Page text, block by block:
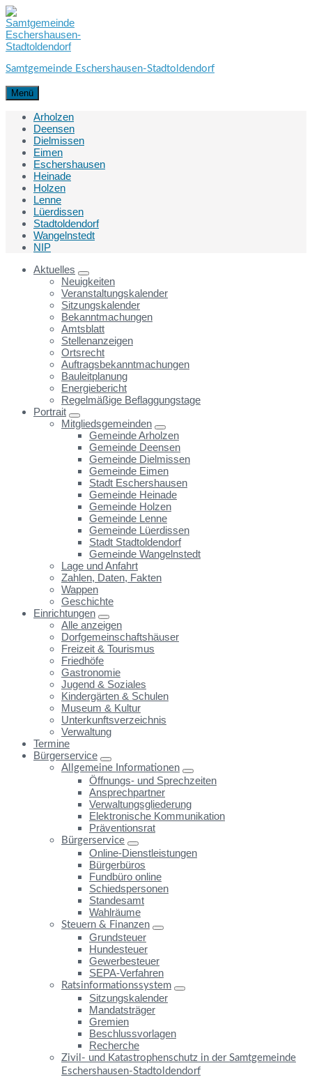
Skip
to
content
Skip
to
main
navigation
Skip
to
footer
Samtgemeinde Eschershausen-Stadtoldendorf
Menü
Arholzen
Deensen
Dielmissen
Eimen
Eschershausen
Heinade
Holzen
Lenne
Lüerdissen
Stadtoldendorf
Wangelnstedt
NIP
Aktuelles
Neuigkeiten
Veranstaltungskalender
Sitzungskalender
Bekanntmachungen
Amtsblatt
Stellenanzeigen
Ortsrecht
Auftragsbekanntmachungen
Bauleitplanung
Energiebericht
Regelmäßige Beflaggungstage
Portrait
Mitgliedsgemeinden
Gemeinde Arholzen
Gemeinde Deensen
Gemeinde Dielmissen
Gemeinde Eimen
Stadt Eschershausen
Gemeinde Heinade
Gemeinde Holzen
Gemeinde Lenne
Gemeinde Lüerdissen
Stadt Stadtoldendorf
Gemeinde Wangelnstedt
Lage und Anfahrt
Zahlen, Daten, Fakten
Wappen
Geschichte
Einrichtungen
Alle anzeigen
Dorfgemeinschaftshäuser
Freizeit & Tourismus
Friedhöfe
Gastronomie
Jugend & Soziales
Kindergärten & Schulen
Museum & Kultur
Unterkunftsverzeichnis
Verwaltung
Termine
Bürgerservice
Allgemeine Informationen
Öffnungs- und Sprechzeiten
Ansprechpartner
Verwaltungsgliederung
Elektronische Kommunikation
Präventionsrat
Bürgerservice
Online-Dienstleistungen
Bürgerbüros
Fundbüro online
Schiedspersonen
Standesamt
Wahlräume
Steuern & Finanzen
Grundsteuer
Hundesteuer
Gewerbesteuer
SEPA-Verfahren
Ratsinformationssystem
Sitzungskalender
Mandatsträger
Gremien
Beschlussvorlagen
Recherche
Zivil- und Katastrophenschutz in der Samtgemeinde
Eschershausen-Stadtoldendorf